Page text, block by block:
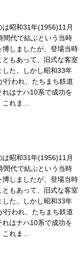
昭和31年(1956)11月
間代で結ぶという当時
しましたが、登場当時
もあって、旧式な客室
た。しかし昭和33年
行われ、たちまち鉄道
はナハ10系で成功を
れま...
昭和31年(1956)11月
間代で結ぶという当時
しましたが、登場当時
もあって、旧式な客室
た。しかし昭和33年
行われ、たちまち鉄道
はナハ10系で成功を
れま...